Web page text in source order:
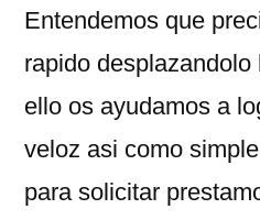
Entendemos que
rapido
ello os ayudamos a
veloz asi­ como
para solicitar